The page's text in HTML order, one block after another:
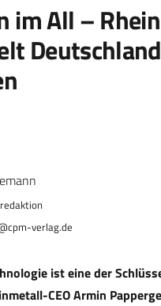
im All –
verlag.de
ist eine der
CEO Armin